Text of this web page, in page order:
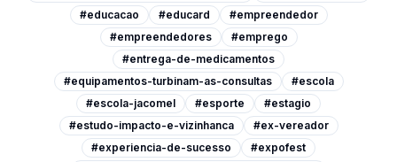
#educacao
#educard
#empreendedor
#empreendedores
#emprego
#entrega-de-medicamentos
#equipamentos-turbinam-as-consultas
#escola
#escola-jacomel
#esporte
#estagio
#estudo-impacto-e-vizinhanca
#ex-vereador
#experiencia-de-sucesso
#expofest